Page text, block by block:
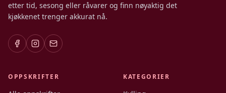
etter tid, sesong eller råvarer og finn nøyaktig det
kjøkkenet trenger akkurat nå.
OPPSKRIFTER KATEGORIER